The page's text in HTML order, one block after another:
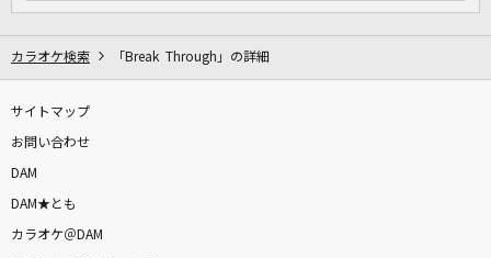
カラオケ検索 「Break Through」の詳細
サイトマップ
お問い合わせ
DAM
DAM★とも
カラオケ＠DAM